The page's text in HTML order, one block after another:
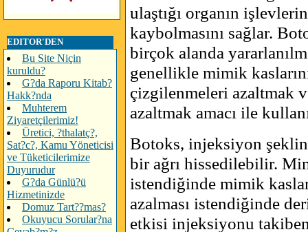
EDITOR'DEN
Bu Site Niçin
kuruldu?
G?da Raporu Kitab?
Hakk?nda
Muhterem
Ziyaretçilerimiz!
Üretici, ?thalatç?,
Sat?c?, Kamu Yöneticisi
ve Tüketicilerimize
Duyurudur
G?da Günlü?ü
Hizmetinizde
Domuz Tart??mas?
Okuyucu Sorular?na
ulaştığı organın
kaybolmasını sağlar.
birçok alanda
genellikle mimik
çizgilenmeleri azaltmak
azaltmak amacı ile
Botoks, injeksiyon
bir ağrı hissedilebilir.
istendiğinde mimik
azalması istendiğinde
etkisi injeksiyonu